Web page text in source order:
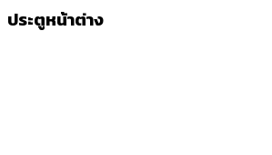
ประตูหน้าต่าง